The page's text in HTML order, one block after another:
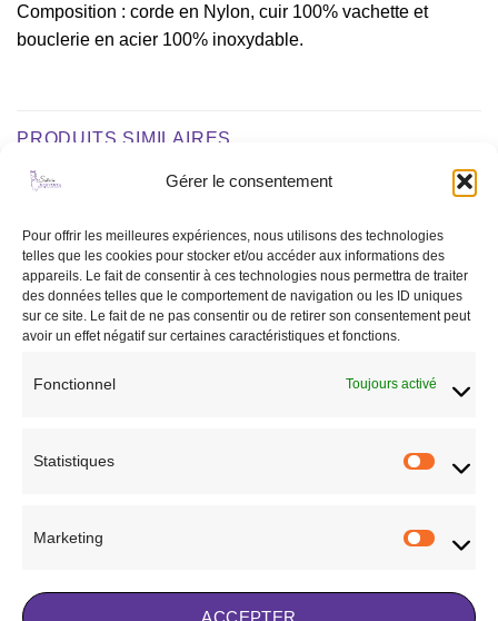
Gérer le consentement
Pour offrir les meilleures expériences, nous utilisons des technologies
telles que les cookies pour stocker et/ou accéder aux informations des
appareils. Le fait de consentir à ces technologies nous permettra de traiter
des données telles que le comportement de navigation ou les ID uniques
sur ce site. Le fait de ne pas consentir ou de retirer son consentement peut
avoir un effet négatif sur certaines caractéristiques et fonctions.
Fonctionnel Toujours activé
Statistiques
Marketing
ACCEPTER
Composition : corde en Nylon, cuir 100% vachette et
bouclerie en acier 100% inoxydable.
PRODUITS SIMILAIRES
Ajouter
à la liste
de
souhaits
RUPTURE DE STOCK
199,90€
produit
variations.
Ajouter à la liste de
Ajouter
à la liste
de
souhaits
souhaits